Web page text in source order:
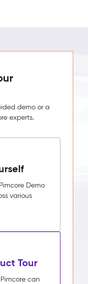
demo or a
experts.
Demo
various
Tour
can